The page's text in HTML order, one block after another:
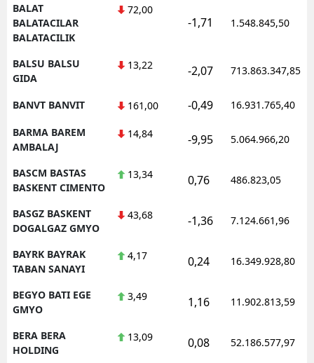
BALAT
BALATACILAR
BALATACILIK
72,00
-1,71 1.548.845,50
BALSU BALSU
GIDA
13,22 -2,07 713.863.347,85
BANVT BANVIT 161,00 -0,49 16.931.765,40
BARMA BAREM
AMBALAJ
14,84 -9,95 5.064.966,20
BASCM BASTAS
BASKENT CIMENTO
13,34 0,76 486.823,05
BASGZ BASKENT
DOGALGAZ GMYO
43,68 -1,36 7.124.661,96
BAYRK BAYRAK
TABAN SANAYI
4,17 0,24 16.349.928,80
BEGYO BATI EGE
GMYO
3,49 1,16 11.902.813,59
BERA BERA
HOLDING
13,09 0,08 52.186.577,97